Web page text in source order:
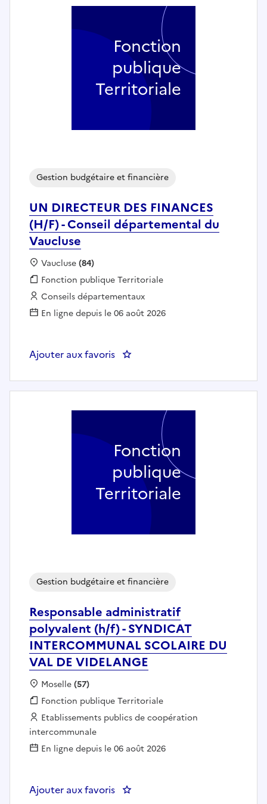
UN DIRECTEUR DES FINANCES
(H/F) - Conseil départemental du
Vaucluse
Gestion budgétaire et financière
Localisation :
Vaucluse(84)
Fonction publique :
Fonction publique Territoriale
Employeur :
Conseils départementaux
En ligne depuis le 06 août 2026
Ajouter aux favoris : UN DIRECTEUR DES
Fonction
publique
Territoriale
Responsable administratif
polyvalent (h/f) - SYNDICAT
INTERCOMMUNAL SCOLAIRE DU
VAL DE VIDELANGE
Gestion budgétaire et financière
Localisation :
Moselle(57)
Fonction publique :
Fonction publique Territoriale
Employeur :
Etablissements publics de coopération
intercommunale
En ligne depuis le 06 août 2026
Ajouter aux favoris : Responsable administratif
Fonction
publique
Territoriale